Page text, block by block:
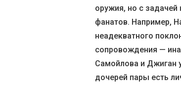
оружия, но с задачей
фанатов. Например,
неадекватного
сопровождения —
Самойлова и Джиган
дочерей пары есть